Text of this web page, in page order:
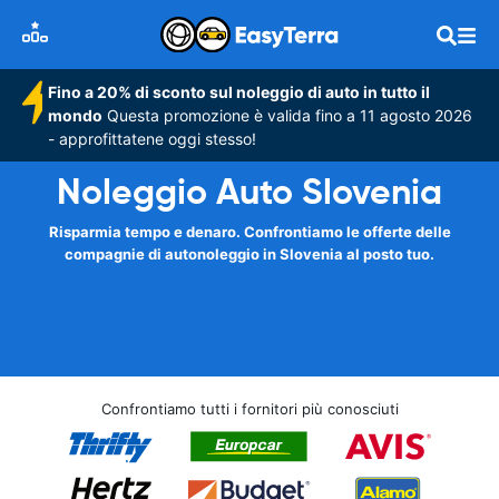
Fino a 20% di sconto sul noleggio di auto in tutto il
mondo Questa promozione è valida fino a 11 agosto 2026
- approfittatene oggi stesso!
Noleggio Auto Slovenia
Risparmia tempo e denaro. Confrontiamo le offerte delle
compagnie di autonoleggio in Slovenia al posto tuo.
Confrontiamo tutti i fornitori più conosciuti